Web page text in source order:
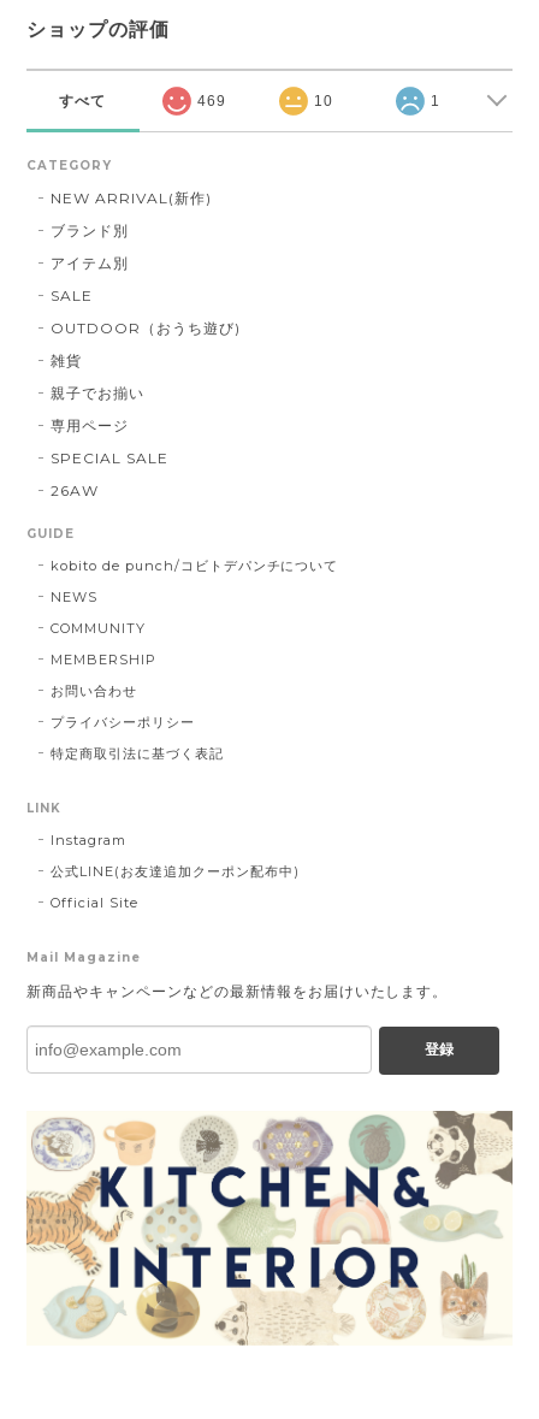
ショップの評価
すべて 469 10 1
CATEGORY
NEW ARRIVAL(新作)
ブランド別
アイテム別
SALE
OUTDOOR（おうち遊び)
雑貨
親子でお揃い
専用ページ
SPECIAL SALE
26AW
GUIDE
kobito de punch/コビトデパンチについて
NEWS
COMMUNITY
MEMBERSHIP
お問い合わせ
プライバシーポリシー
特定商取引法に基づく表記
LINK
Instagram
公式LINE(お友達追加クーポン配布中)
Official Site
Mail Magazine
新商品やキャンペーンなどの最新情報をお届けいたします。
登録